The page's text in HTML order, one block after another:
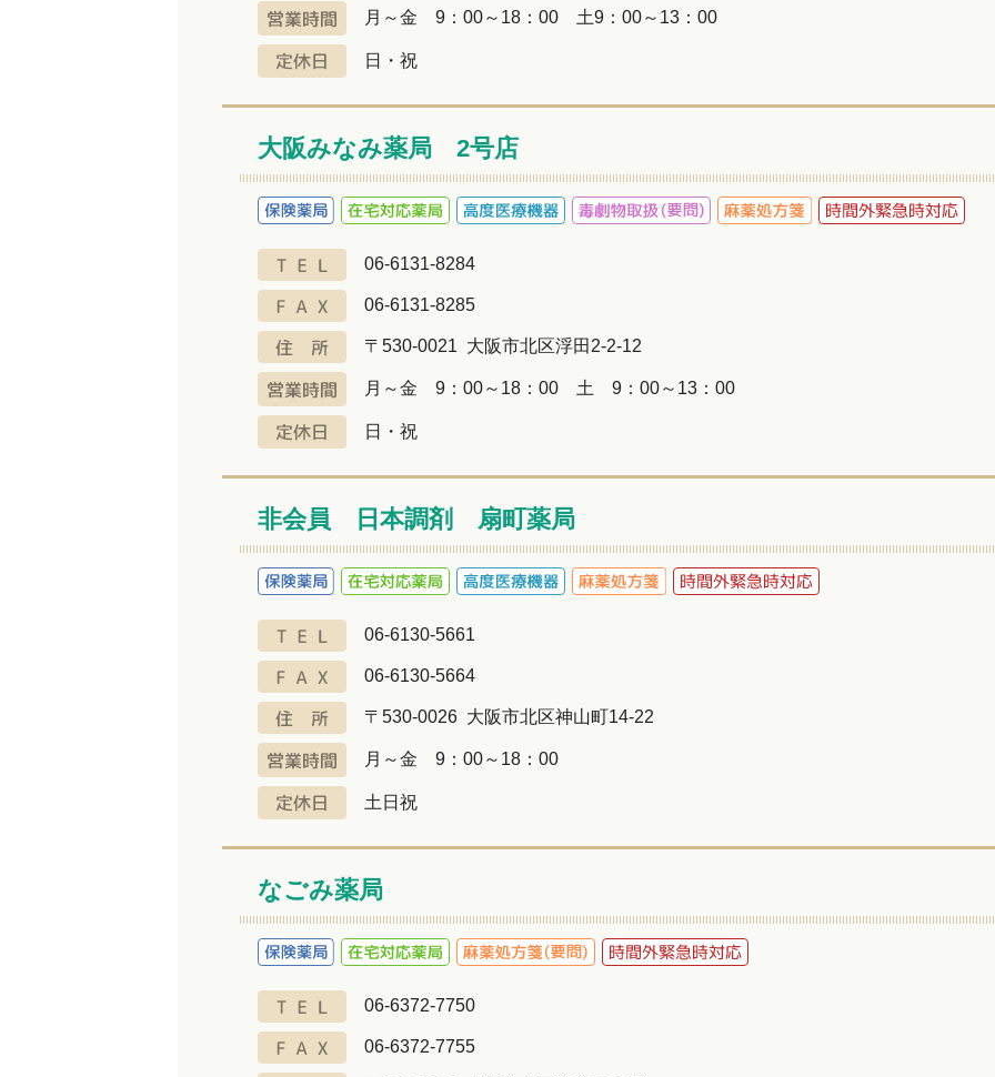
月～金 9：00～18：00 土9：00～13：00
日・祝
大阪みなみ薬局 2号店
06-6131-8284
06-6131-8285
〒530-0021 大阪市北区浮田2-2-12
月～金 9：00～18：00 土 9：00～13：00
日・祝
非会員 日本調剤 扇町薬局
06-6130-5661
06-6130-5664
〒530-0026 大阪市北区神山町14-22
月～金 9：00～18：00
土日祝
なごみ薬局
06-6372-7750
06-6372-7755